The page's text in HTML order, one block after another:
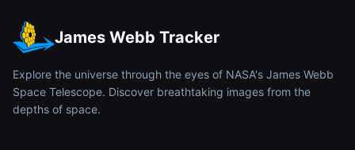
James Webb Tracker
Explore the universe through the eyes of NASA's James Webb
Space Telescope. Discover breathtaking images from the
depths of space.